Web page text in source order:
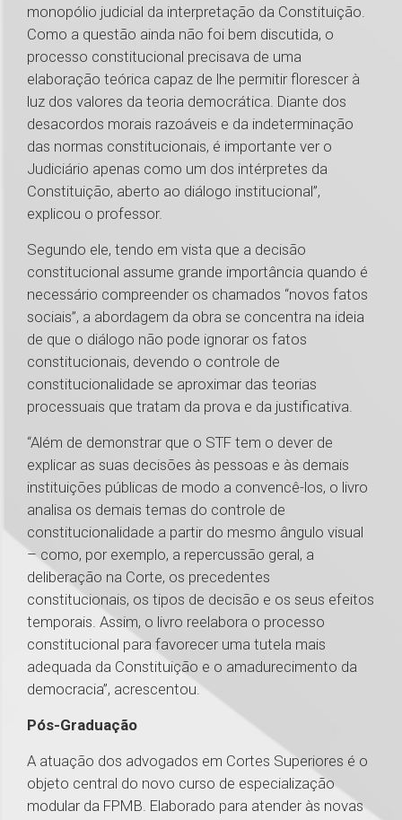
monopólio judicial da interpretação da Constituição.
Como a questão ainda não foi bem discutida, o
processo constitucional precisava de uma
elaboração teórica capaz de lhe permitir florescer à
luz dos valores da teoria democrática. Diante dos
desacordos morais razoáveis e da indeterminação
das normas constitucionais, é importante ver o
Judiciário apenas como um dos intérpretes da
Constituição, aberto ao diálogo institucional”,
explicou o professor.
Segundo ele, tendo em vista que a decisão
constitucional assume grande importância quando é
necessário compreender os chamados “novos fatos
sociais”, a abordagem da obra se concentra na ideia
de que o diálogo não pode ignorar os fatos
constitucionais, devendo o controle de
constitucionalidade se aproximar das teorias
processuais que tratam da prova e da justificativa.
“Além de demonstrar que o STF tem o dever de
explicar as suas decisões às pessoas e às demais
instituições públicas de modo a convencê-los, o livro
analisa os demais temas do controle de
constitucionalidade a partir do mesmo ângulo visual
– como, por exemplo, a repercussão geral, a
deliberação na Corte, os precedentes
constitucionais, os tipos de decisão e os seus efeitos
temporais. Assim, o livro reelabora o processo
constitucional para favorecer uma tutela mais
adequada da Constituição e o amadurecimento da
democracia”, acrescentou.
Pós-Graduação
A atuação dos advogados em Cortes Superiores é o
objeto central do novo curso de especialização
modular da FPMB. Elaborado para atender às novas